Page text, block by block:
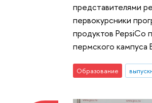
представителями
первокурсники
продуктов PepsiCo
пермского кампуса
Образование